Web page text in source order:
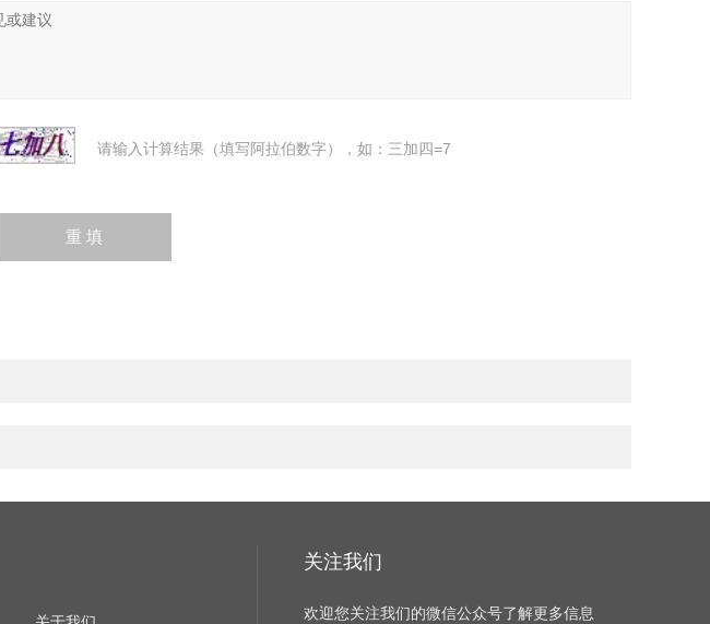
请输入计算结果（填写阿拉伯数字），如：三加四=7
关注我们
欢迎您关注我们的微信公众号了解更多信息